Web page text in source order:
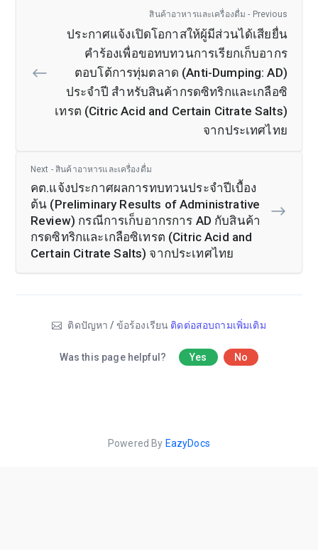
สินค้าอาหารและเครื่องดื่ม - Previous
ประกาศแจ้งเปิดโอกาสให้ผู้มีส่วนได้เสียยื่น
คำร้องเพื่อขอทบทวนการเรียกเก็บอากร
ตอบโต้การทุ่มตลาด (Anti-Dumping: AD)
ประจำปี สำหรับสินค้ากรดซิทริกและเกลือซิ
เทรต (Citric Acid and Certain Citrate Salts)
จากประเทศไทย
Next - สินค้าอาหารและเครื่องดื่ม
คต.แจ้งประกาศผลการทบทวนประจำปีเบื้อง
ต้น (Preliminary Results of Administrative
Review) กรณีการเก็บอากรการ AD กับสินค้า
กรดซิทริกและเกลือซิเทรต (Citric Acid and
Certain Citrate Salts) จากประเทศไทย
ติดปัญหา / ข้อร้องเรียน ติดต่อสอบถามเพิ่มเติม
Was this page helpful? Yes No
Powered By EazyDocs